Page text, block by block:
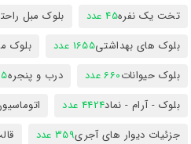
تخت یک نفره45 عدد بلوک مبل
بلوک های بهداشتی1655 عدد بلوک
بلوک حیوانات660 عدد درب و پنجره
بلوک - آرام - نماد4424 عدد
جزئیات دیوار های آجری359 عدد